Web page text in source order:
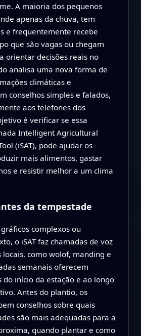
A maioria dos pequenos
apenas da chuva, tem
e frequentemente recebe
que são vagas ou chegam
orientar decisões reais no
analisa uma nova forma de
climáticas e
conselhos simples e falados,
aos telefones dos
é verificar se essa
Intelligent Agricultural
(iSAT), pode ajudar os
mais alimentos, gastar
e resistir melhor a um clima
da tempestade
complexos ou
o iSAT faz chamadas de voz
como wolof, manding e
semanais oferecem
do início da estação e ao longo
Antes do plantio, os
conselhos sobre quais
são mais adequadas para a
quando plantar e como